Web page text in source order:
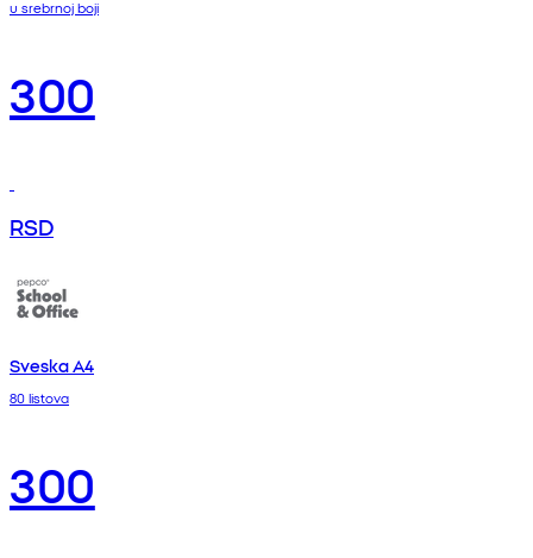
u srebrnoj boji
300
RSD
Sveska A4
80 listova
300